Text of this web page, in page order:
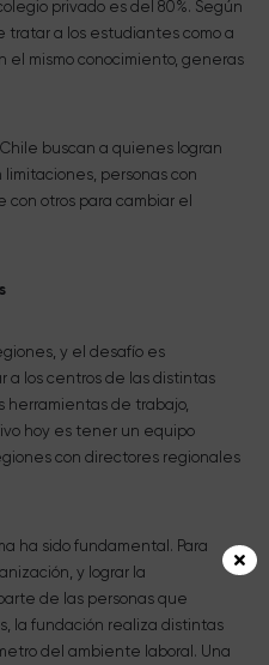
privado es del 80%. Según
tratar a los estudiantes como a
el mismo conocimiento, generas
buscan a quienes logran
personas con
otros para cambiar el
y el desafío es
a los centros de las distintas
herramientas de trabajo,
hoy es tener un equipo
con directores regionales
ha sido fundamental. Para
y lograr la
de las personas que
la fundación realiza distintas
del ambiente laboral. Una